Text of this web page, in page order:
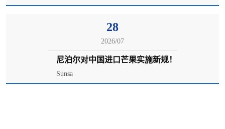
28
2026/07
尼泊尔对中国进口芒果实施新规！
Sunsa